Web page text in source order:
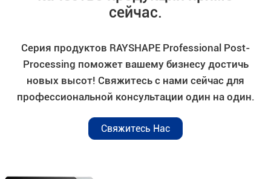
сейчас.
Серия продуктов RAYSHAPE Professional Post-
Processing поможет вашему бизнесу достичь
новых высот! Свяжитесь с нами сейчас для
профессиональной консультации один на один.
Свяжитесь Нас